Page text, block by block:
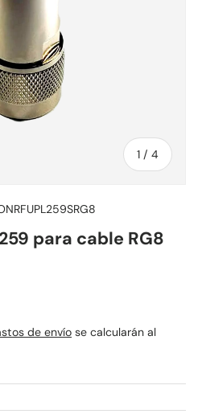
1 / de
4
para cable RG8
de envío se calcularán al